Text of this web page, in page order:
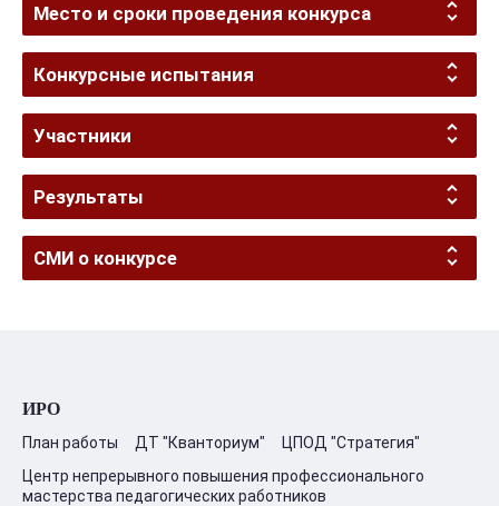
Место и сроки проведения конкурса
Конкурсные испытания
Участники
Результаты
СМИ о конкурсе
ИРО
План работы ДТ "Кванториум"
ЦПОД "Стратегия"
Центр непрерывного повышения профессионального
мастерства педагогических работников